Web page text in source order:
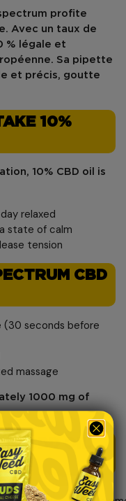
profite
. Avec un taux de
% légale et
Sa pipette
et précis, goutte
10%
10% CBD oil is
relaxed
state of calm
tension
CBD
(30 seconds before
massage
1000 mg of
CBD OIL